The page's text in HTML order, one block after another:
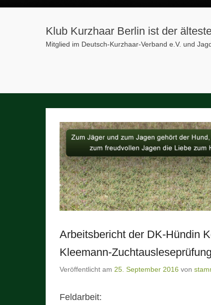
Klub Kurzhaar Berlin ist der
Mitglied im Deutsch-Kurzhaar-Verband e.V. und
Arbeitsbericht der DK-Hündin
Kleemann-Zuchtausleseprüfung
Veröffentlicht am 25. September 2016 von
Feldarbeit: